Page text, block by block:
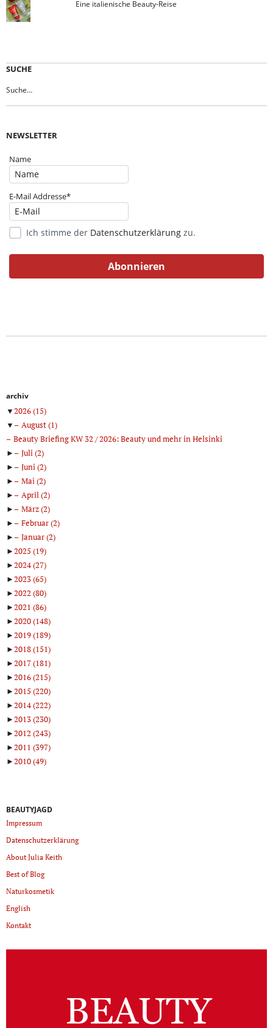
Eine italienische Beauty-Reise
SUCHE
NEWSLETTER
Name
E-Mail Addresse*
Ich stimme der Datenschutzerklärung zu.
archiv
▼2026(15)
▼
August(1)
Beauty Briefing KW 32 / 2026: Beauty und mehr in Helsinki
►
Juli(2)
►
Juni(2)
►
Mai(2)
►
April(2)
►
März(2)
►
Februar(2)
►
Januar(2)
►2025 (19)
►2024(27)
►2023(65)
►2022 (80)
►2021 (86)
►2020(148)
►2019(189)
►2018(151)
►2017(181)
►2016(215)
►2015 (220)
►2014(222)
►2013(230)
►2012 (243)
►2011 (397)
►2010(49)
BEAUTYJAGD
Impressum
Datenschutzerklärung
About Julia Keith
Best of Blog
Naturkosmetik
English
Kontakt